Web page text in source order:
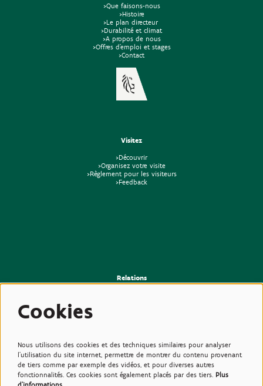
>Que faisons-nous
>Histoire
>Le plan directeur
>Durabilité et climat
>A propos de nous
>Offres d'emploi et stages
>Contact
Visitez
>Découvrir
>Organisez votre visite
>Règlement pour les visiteurs
>Feedback
Relations
Cookies
Nous utilisons des cookies et des techniques similaires pour analyser
l'utilisation du site internet, permettre de montrer du contenu provenant
de tiers comme par exemple des vidéos, et pour diverses autres
fonctionnalités. Ces cookies sont également placés par des tiers. Plus